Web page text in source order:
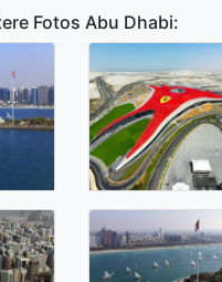
Fotos Abu Dhabi: